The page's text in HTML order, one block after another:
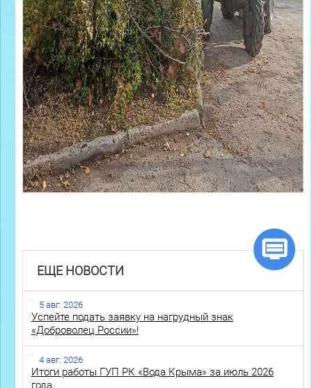
ЕЩЕ НОВОСТИ
5 авг. 2026
Успейте подать заявку на нагрудный знак
«Доброволец России»!
4 авг. 2026
Итоги работы ГУП РК «Вода Крыма» за июль 2026
года.